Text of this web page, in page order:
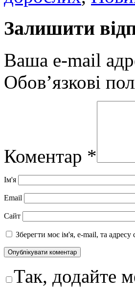
Залишити
Ваша e-mail
Обов’язкові
Коментар *
Ім'я
Email
Сайт
Зберегти моє ім'я, e-mail, та
Так, додайте